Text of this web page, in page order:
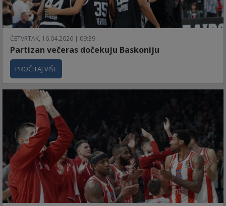
ČETVRTAK, 16.04.2026 | 09:39
Partizan večeras dočekuju Baskoniju
PROČITAJ VIŠE